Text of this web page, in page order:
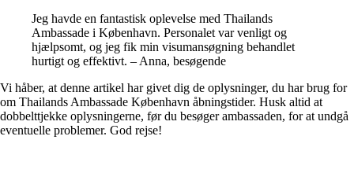
Jeg havde en fantastisk oplevelse med Thailands
Ambassade i København. Personalet var venligt og
hjælpsomt, og jeg fik min visumansøgning behandlet
hurtigt og effektivt. – Anna, besøgende
Vi håber, at denne artikel har givet dig de oplysninger, du har brug for
om Thailands Ambassade København åbningstider. Husk altid at
dobbelttjekke oplysningerne, før du besøger ambassaden, for at undgå
eventuelle problemer. God rejse!